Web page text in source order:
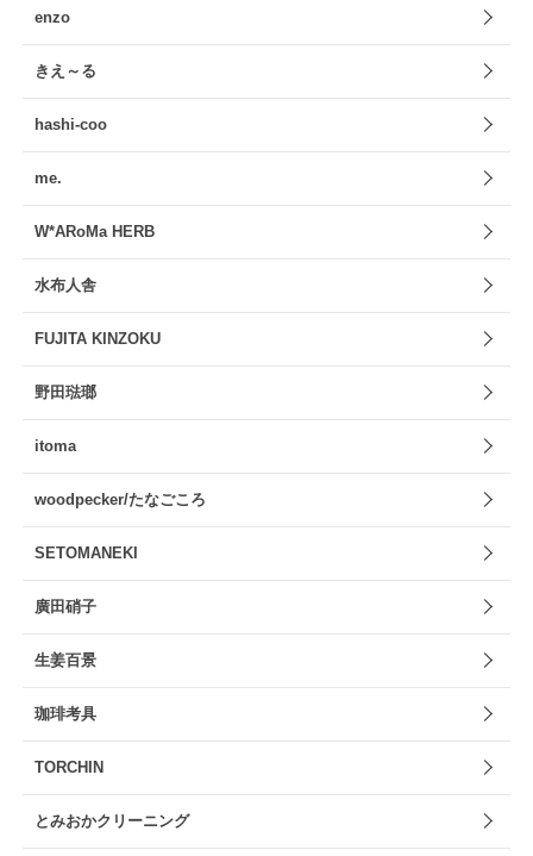
enzo
きえ～る
hashi-coo
me.
W*ARoMa HERB
水布人舎
FUJITA KINZOKU
野田琺瑯
itoma
woodpecker/たなごころ
SETOMANEKI
廣田硝子
生姜百景
珈琲考具
TORCHIN
とみおかクリーニング